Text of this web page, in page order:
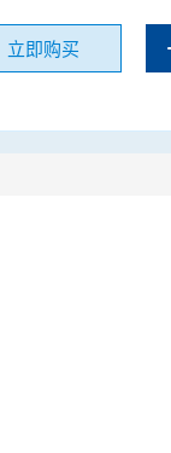
立即购买